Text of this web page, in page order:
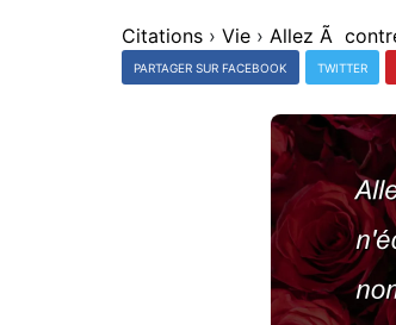
Citations › Vie ›
PARTAGER SUR FACEBOOK TWITTER